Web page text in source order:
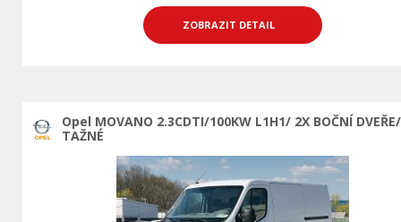
ZOBRAZIT DETAIL
Opel MOVANO 2.3CDTI/100KW L1H1/ 2X BOČNÍ DVEŘE/
TAŽNÉ